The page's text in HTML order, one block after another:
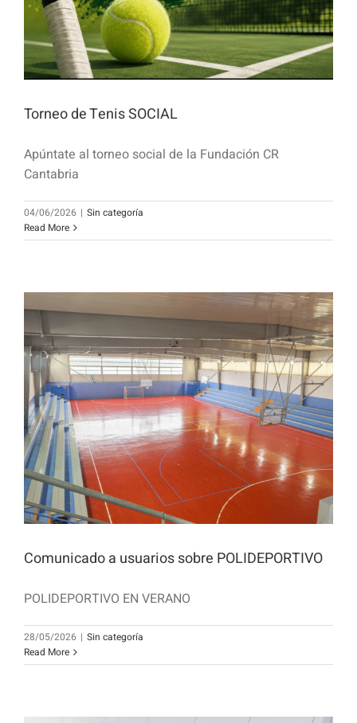
Torneo de Tenis SOCIAL
Apúntate al torneo social de la Fundación CR
Cantabria
04/06/2026 | Sin categoría
Read More
Comunicado a usuarios sobre POLIDEPORTIVO
POLIDEPORTIVO EN VERANO
28/05/2026 | Sin categoría
Read More